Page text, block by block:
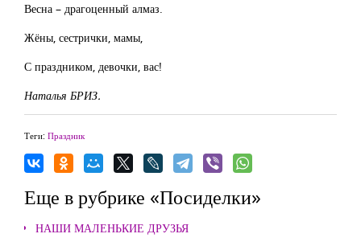
Весна – драгоценный алмаз.
Жёны, сестрички, мамы,
С праздником, девочки, вас!
Наталья БРИЗ.
Теги: Праздник
Еще в рубрике «Посиделки»
НАШИ МАЛЕНЬКИЕ ДРУЗЬЯ